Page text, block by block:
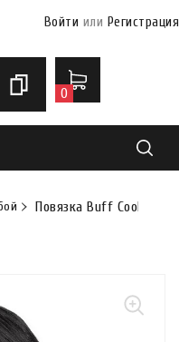
Войти или Регистрация
0
Повязка Buff CoolNet